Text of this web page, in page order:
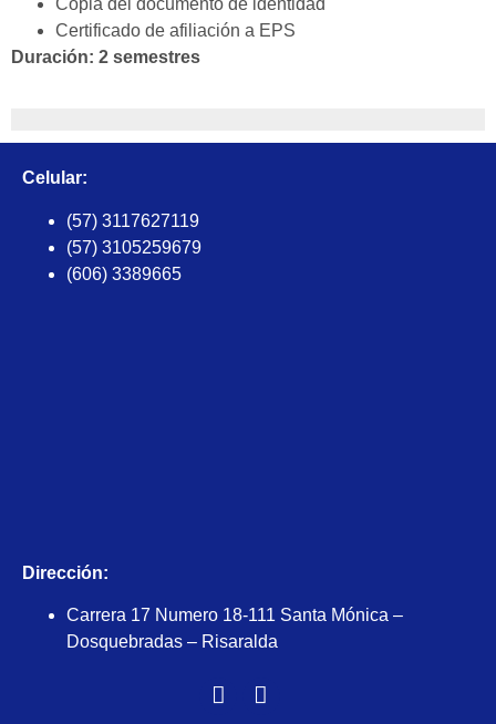
Certificado de afiliación a EPS
Duración: 2 semestres
Celular:
(57) 3117627119
(57) 3105259679
(606) 3389665
Dirección:
Carrera 17 Numero 18-111 Santa Mónica –
Dosquebradas – Risaralda